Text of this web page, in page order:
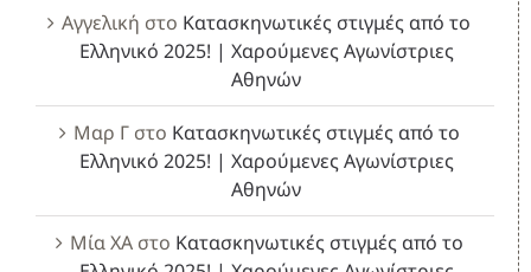
Αγγελική στο Κατασκηνωτικές στιγμές από το
Ελληνικό 2025! | Χαρούμενες Αγωνίστριες
Αθηνών
Μαρ Γστο Κατασκηνωτικές στιγμές από το
Ελληνικό 2025! | Χαρούμενες Αγωνίστριες
Αθηνών
Μία ΧΑστο Κατασκηνωτικές στιγμές από το